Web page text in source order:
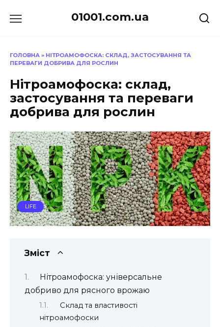
до
01001.com.ua
ГОЛОВНА » НІТРОАМОФОСКА: СКЛАД, ЗАСТОСУВАННЯ ТА
ПЕРЕВАГИ ДОБРИВА ДЛЯ РОСЛИН
Нітроамофоска: склад,
застосування та переваги
добрива для рослин
LIFE
Зміст
Нітроамофоска: універсальне
добриво для рясного врожаю
Склад та властивості
нітроамофоски